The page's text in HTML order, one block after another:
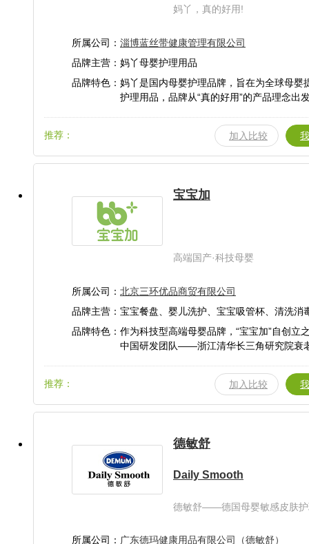
妈丫，真的好用!
所属公司： 淄博蓝丝带健康管理有限公司
品牌主营：妈丫母婴护理用品
品牌特色：妈丫是国内母婴护理品牌，旨在为全球母婴
护理用品，品牌从“真的好用”的产品理念出
推荐： 加入比较
宝宝加
高端国产·科技母婴
所属公司： 北京三环优品商贸有限公司
品牌主营：宝宝餐盘、婴儿洗护、宝宝吸管杯、清洗消
品牌特色：作为科技型高端母婴品牌，“宝宝加”自创立
中国研发团队——浙江清华长三角研究院衰
覆盖细胞生物学、分子生物学、蛋白多肽开
算生物学专业背景，具备从基础研发到应用
流程研发能力，科学顾问团队包含2013年诺
求入手，将前沿的科学技术应用于产品，并
妈妈和宝宝的角度出发来全面研发产品。在
研发下，“宝宝加”已在母婴喂养洗护产品领
20多项国家专利。
推荐： 加入比较
德敏舒
Daily Smooth
德敏舒——德国母婴敏感皮肤护
所属公司： 广东德玛健康用品有限公司（德敏舒）